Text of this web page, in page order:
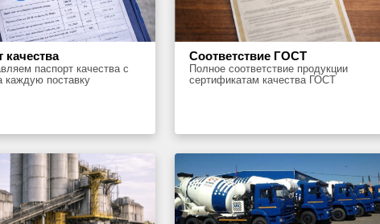
качества
паспорт качества с
каждую поставку
Соответствие ГОСТ
Полное соответствие продукции
сертификатам качества ГОСТ